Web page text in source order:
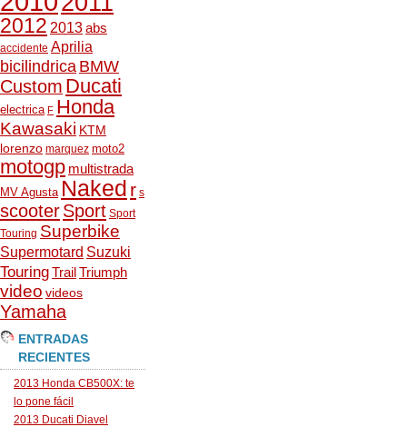
2012 2013abs
accidente Aprilia
bicilindrica BMW
Custom Ducati
electrica F Honda
Kawasaki KTM
lorenzo marquez moto2
motogp multistrada
MV Agusta Naked r s
scooterSport Sport
Touring Superbike
Supermotard Suzuki
TouringTrailTriumph
video videos
Yamaha
ENTRADAS
RECIENTES
2013 Honda CB500X: te
lo pone fácil
2013 Ducati Diavel